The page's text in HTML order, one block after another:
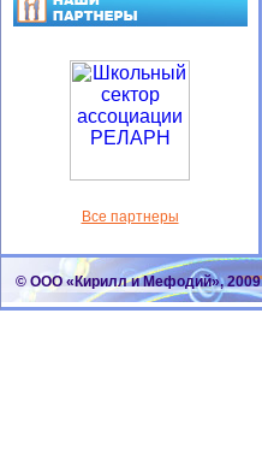
Все партнеры
© ООО «Кирилл и Мефодий», 2009